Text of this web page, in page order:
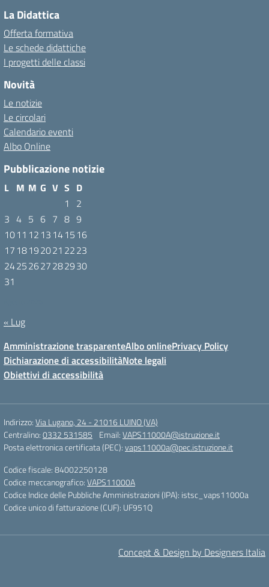
La Didattica
Offerta formativa
Le schede didattiche
I progetti delle classi
Novità
Le notizie
Le circolari
Calendario eventi
Albo Online
Pubblicazione notizie
L M M G V S D
1
2
3 4 5 6 7 8 9
1011 12 13 1415 16
17 18192021 2223
24252627282930
31
« Lug
Amministrazione trasparenteAlbo onlinePrivacy Policy
Dichiarazione di accessibilitàNote legali
Obiettivi di accessibilità
Indirizzo:Via Lugano, 24 - 21016 LUINO (VA)
Centralino:0332 531585 Email:VAPS11000A@istruzione.it
Posta elettronica certificata (PEC):vaps11000a@pec.istruzione.it
Codice fiscale: 84002250128
Codice meccanografico:VAPS11000A
Codice Indice delle Pubbliche Amministrazioni (IPA): istsc_vaps11000a
Codice unico di fatturazione (CUF): UF951Q
Concept & Design by Designers Italia